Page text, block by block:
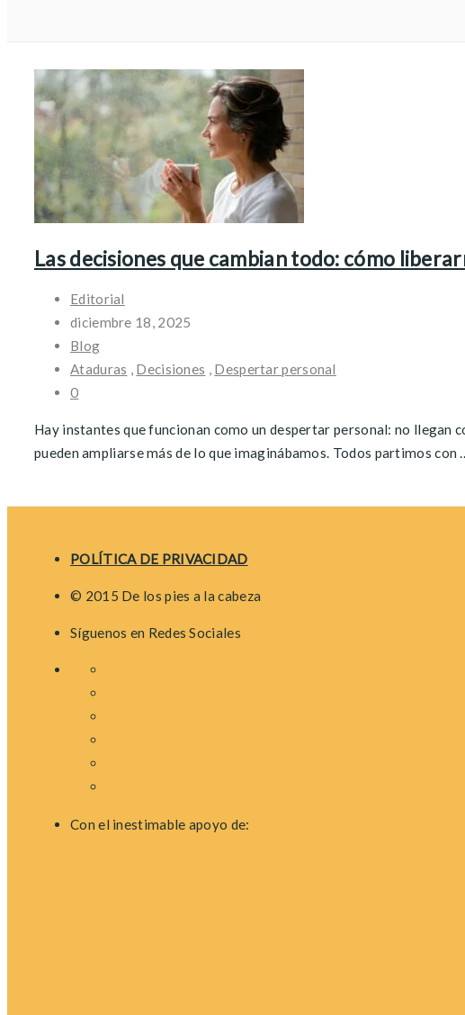
Las decisiones que cambian todo: cómo
Editorial
diciembre 18, 2025
Blog
Ataduras , Decisiones , Despertar personal
0
Hay instantes que funcionan como un despertar personal: no llegan
pueden ampliarse más de lo que imaginábamos. Todos partimos con
navigation
POLÍTICA DE PRIVACIDAD
© 2015 De los pies a la cabeza
Síguenos en Redes Sociales
Con el inestimable apoyo de: